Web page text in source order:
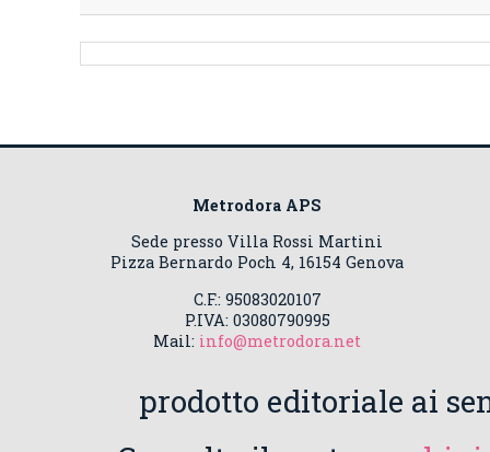
Metrodora APS
Sede presso Villa Rossi Martini
Pizza Bernardo Poch 4, 16154 Genova
C.F.: 95083020107
P.IVA: 03080790995
Mail: info@metrodora.net
prodotto editoriale ai